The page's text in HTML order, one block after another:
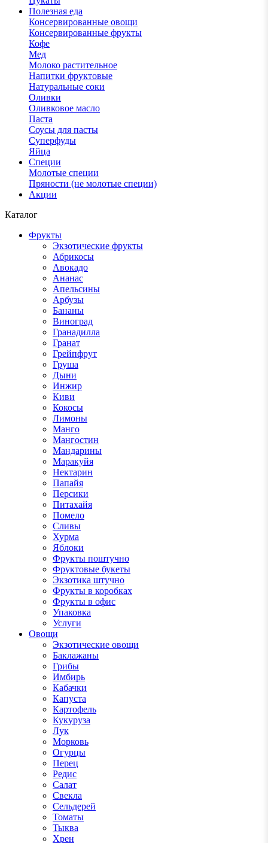
Полезная еда
Консервированные овощи
Консервированные фрукты
Кофе
Мед
Молоко растительное
Напитки фруктовые
Натуральные соки
Оливки
Оливковое масло
Паста
Соусы для пасты
Суперфуды
Яйца
Специи
Молотые специи
Пряности (не молотые специи)
Акции
Каталог
Фрукты
Экзотические фрукты
Абрикосы
Авокадо
Ананас
Апельсины
Арбузы
Бананы
Виноград
Гранадилла
Гранат
Грейпфрут
Груша
Дыни
Инжир
Киви
Кокосы
Лимоны
Манго
Мангостин
Мандарины
Маракуйя
Нектарин
Папайя
Персики
Питахайя
Помело
Сливы
Хурма
Яблоки
Фрукты поштучно
Фруктовые букеты
Экзотика штучно
Фрукты в коробках
Фрукты в офис
Упаковка
Услуги
Овощи
Экзотические овощи
Баклажаны
Грибы
Имбирь
Кабачки
Капуста
Картофель
Кукуруза
Лук
Морковь
Огурцы
Перец
Редис
Салат
Свекла
Сельдерей
Томаты
Тыква
Хрен